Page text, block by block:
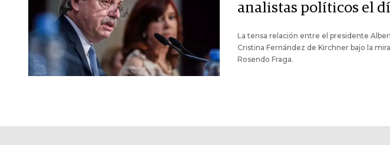
analistas políticos el
La tensa relación entre el presidente
Cristina Fernández de Kirchner bajo la
Rosendo Fraga.